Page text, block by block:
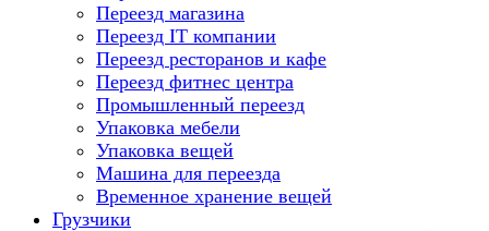
Переезд магазина
Переезд IT компании
Переезд ресторанов и кафе
Переезд фитнес центра
Промышленный переезд
Упаковка мебели
Упаковка вещей
Машина для переезда
Временное хранение вещей
Грузчики